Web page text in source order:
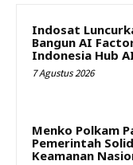
Indosat
Bangun AI
Indonesia Hub
7 Agustus 2026
Menko Polkam
Pemerintah
Keamanan